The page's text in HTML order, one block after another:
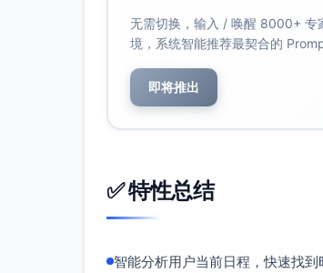
周四：融资节奏（材料
15:00–17:30 会议与协作“集
周一/周四：团队站会与
周二/周五：候选人复试/
会议默认25/50分钟，必
###个人兴趣区块
无需切换，输入 / 唤醒 8000+ 专
境，系统智能推荐最契合的
即将推出
✅ 特性总结
智能分析用户当前日程，快速找到